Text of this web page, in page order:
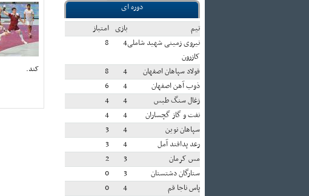
دوره ای
تيم
بازی امتياز
نیروی زمینی شهید شاملی
کازرون
4
8
فولاد سپاهان اصفهان 4
8
ذوب آهن اصفهان
4
6
زغال سنگ طبس
4
4
نفت و گاز گچساران
4
4
سپاهان نوین
4
3
رعد پدافند آمل
4
3
مس کرمان
3
2
ستارگان دشتستان
3
0
پاس ناجا قم
4
0
کند.